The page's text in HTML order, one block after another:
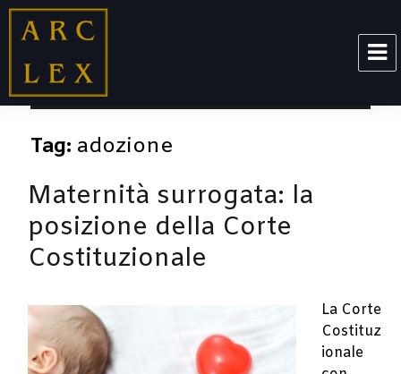
ARCLEX
Tag: adozione
Maternità surrogata: la
posizione della Corte
Costituzionale
La Corte
Costituz
ionale